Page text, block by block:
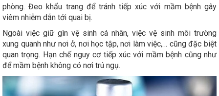
phòng. Đeo khẩu trang để tránh tiếp xúc với mầm bệnh gây
viêm nhiễm dẫn tới quai bị.
Ngoài việc giữ gìn vệ sinh cá nhân, việc vệ sinh môi trường
xung quanh như nơi ở, nơi học tập, nơi làm việc,… cũng đặc biệt
quan trọng. Hạn chế nguy cơ tiếp xúc với mầm bệnh cũng như
để mầm bệnh không có nơi trú ngụ.